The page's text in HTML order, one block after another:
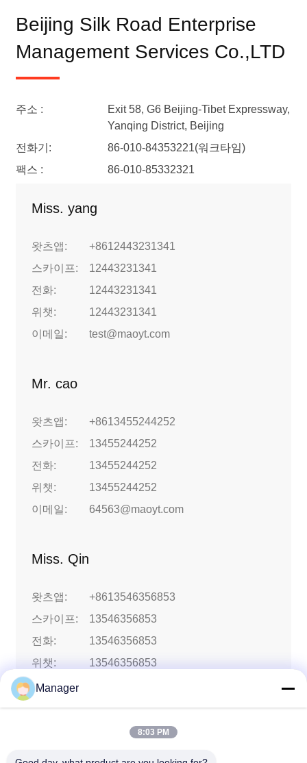
Beijing Silk Road Enterprise
Management Services Co.,LTD
주소 :
Exit 58, G6 Beijing-Tibet Expressway,
Yanqing District, Beijing
전화기:
86-010-84353221(워크타임)
팩스 :
86-010-85332321
Miss. yang
왓츠앱:
+8612443231341
스카이프:
12443231341
전화:
12443231341
위챗:
12443231341
이메일:
test@maoyt.com
Mr. cao
왓츠앱:
+8613455244252
스카이프:
13455244252
전화:
13455244252
위챗:
13455244252
이메일:
64563@maoyt.com
Miss. Qin
왓츠앱:
+8613546356853
스카이프:
13546356853
전화:
13546356853
위챗:
13546356853
이메일:
Manager
8:03 PM